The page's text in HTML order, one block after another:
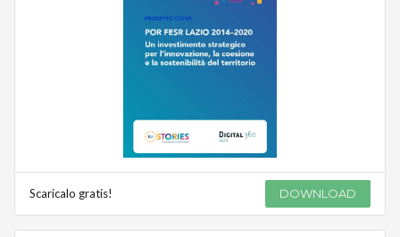
Scaricalo gratis! DOWNLOAD